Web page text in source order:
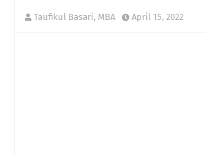
Taufikul Basari, MBA April 15, 2022